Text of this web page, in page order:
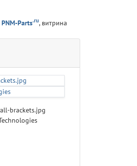
PNM-Parts.ru, витрина